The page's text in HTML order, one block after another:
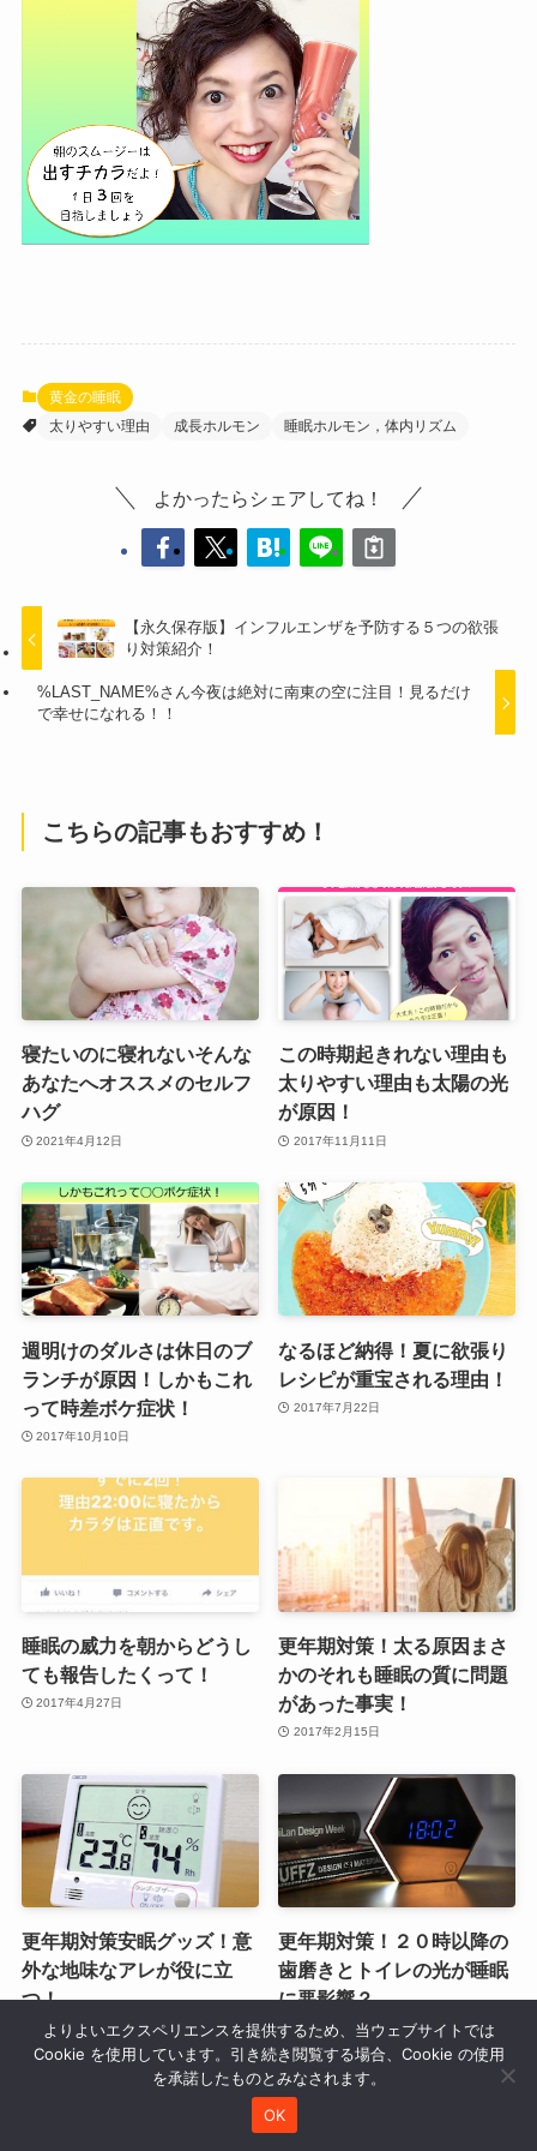
黄金の睡眠
太りやすい理由
成長ホルモン 睡眠ホルモン，体内リズム
よかったらシェアしてね！
【永久保存版】インフルエンザを予防する５つの欲張
り対策紹介！
%LAST_NAME%さん今夜は絶対に南東の空に注目！見るだけ
で幸せになれる！！
こちらの記事もおすすめ！
寝たいのに寝れないそんな
あなたへオススメのセルフ
ハグ
2021年4月12日
この時期起きれない理由も
太りやすい理由も太陽の光
が原因！
2017年11月11日
週明けのダルさは休日のブ
ランチが原因！しかもこれ
って時差ボケ症状！
2017年10月10日
なるほど納得！夏に欲張り
レシピが重宝される理由！
2017年7月22日
睡眠の威力を朝からどうし
ても報告したくって！
2017年4月27日
更年期対策！太る原因まさ
かのそれも睡眠の質に問題
があった事実！
2017年2月15日
更年期対策安眠グッズ！意
外な地味なアレが役に立
つ！
2017年2月14日
更年期対策！２０時以降の
歯磨きとトイレの光が睡眠
に悪影響？
2017年2月13日
よりよいエクスペリエンスを提供するため、当ウェブサイトでは
Cookie を使用しています。引き続き閲覧する場合、Cookie の使用
を承諾したものとみなされます。
OK